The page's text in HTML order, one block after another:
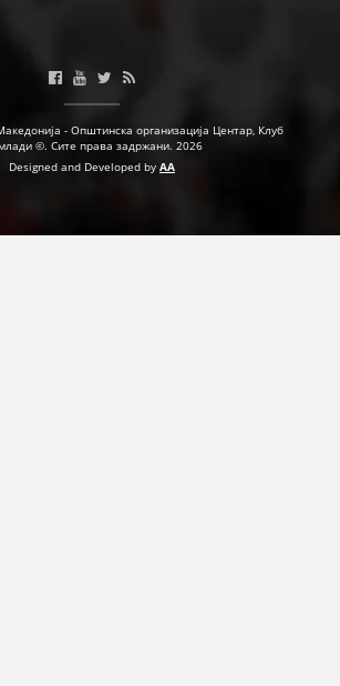
- Општинска организација Центар, Клуб
©. Сите права задржани. 2026
Designed and Developed by AA